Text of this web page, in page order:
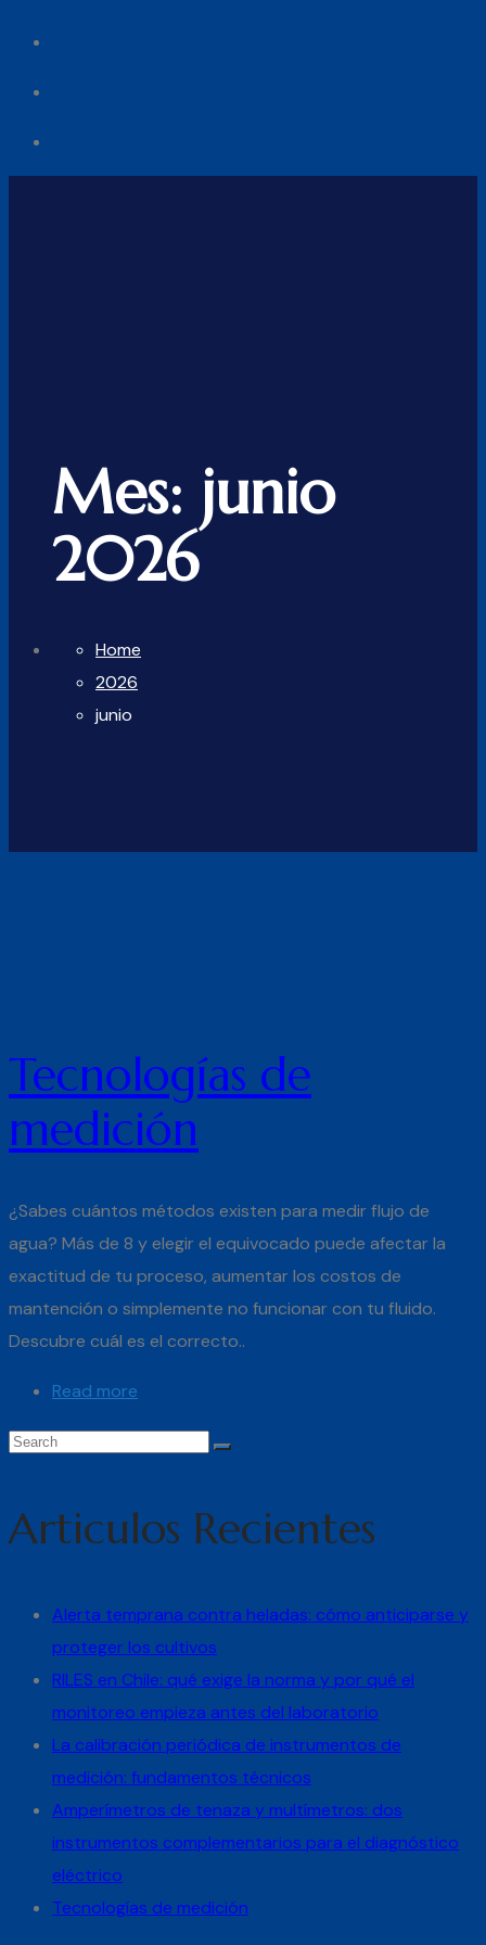
Mes: junio
2026
Home
2026
junio
Tecnologías de
medición
¿Sabes cuántos métodos existen para medir flujo de
agua? Más de 8 y elegir el equivocado puede afectar la
exactitud de tu proceso, aumentar los costos de
mantención o simplemente no funcionar con tu fluido.
Descubre cuál es el correcto..
Read more
Articulos Recientes
Alerta temprana contra heladas: cómo anticiparse y
proteger los cultivos
RILES en Chile: qué exige la norma y por qué el
monitoreo empieza antes del laboratorio
La calibración periódica de instrumentos de
medición: fundamentos técnicos
Amperímetros de tenaza y multímetros: dos
instrumentos complementarios para el diagnóstico
eléctrico
Tecnologías de medición